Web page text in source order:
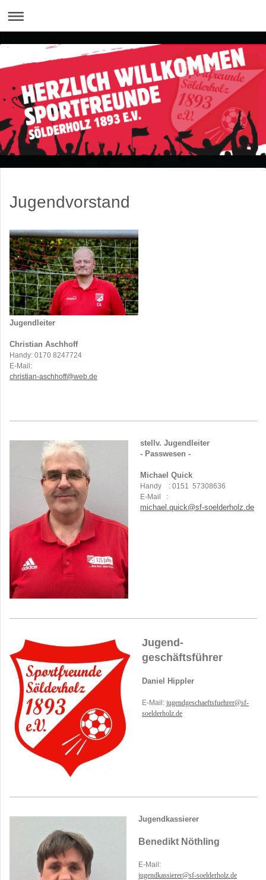
Jugendvorstand
Jugendleiter
Christian Aschhoff
Handy: 0170 8247724
E-Mail:
christian-aschhoff@web.de
stellv. Jugendleiter
- Passwesen -
Michael Quick
Handy : 0151 57308636
E-Mail :
michael.quick@sf-soelderholz.de
Jugend-
geschäftsführer
Daniel Hippler
E-Mail: jugendgeschaeftsfuehrer@sf-
soelderholz.de
Jugendkassierer
Benedikt Nöthling
E-Mail:
jugendkassierer@sf-soelderholz.de